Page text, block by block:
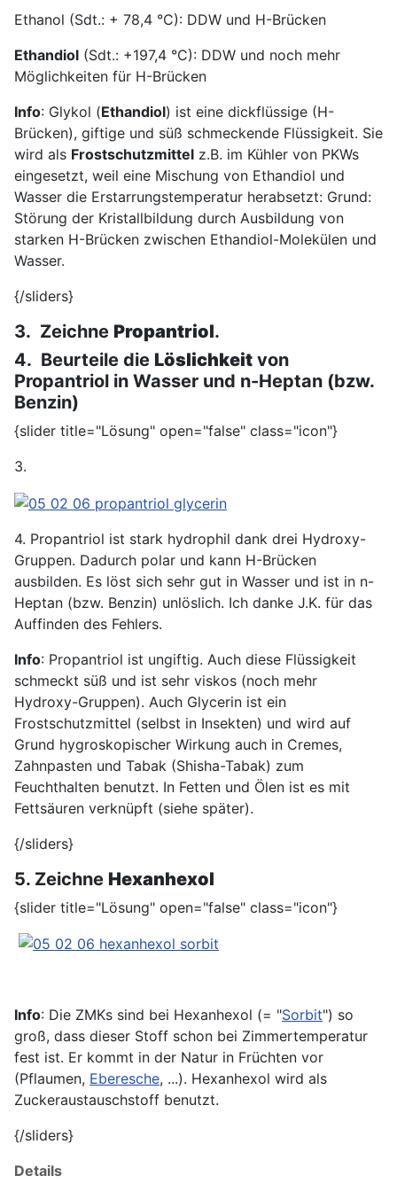
Ethanol (Sdt.: + 78,4 °C): DDW und H-Brücken
Ethandiol (Sdt.: +197,4 °C): DDW und noch mehr
Möglichkeiten für H-Brücken
Info: Glykol (Ethandiol) ist eine dickflüssige (H-
Brücken), giftige und süß schmeckende Flüssigkeit. Sie
wird als Frostschutzmittel z.B. im Kühler von PKWs
eingesetzt, weil eine Mischung von Ethandiol und
Wasser die Erstarrungstemperatur herabsetzt: Grund:
Störung der Kristallbildung durch Ausbildung von
starken H-Brücken zwischen Ethandiol-Molekülen und
Wasser.
{/sliders}
3. Zeichne Propantriol.
4. Beurteile die Löslichkeit von
Propantriol in Wasser und n-Heptan (bzw.
Benzin)
{slider title="Lösung" open="false" class="icon"}
3.
4. Propantriol ist stark hydrophil dank drei Hydroxy-
Gruppen. Dadurch polar und kann H-Brücken
ausbilden. Es löst sich sehr gut in Wasser und ist in n-
Heptan (bzw. Benzin) unlöslich. Ich danke J.K. für das
Auffinden des Fehlers.
Info: Propantriol ist ungiftig. Auch diese Flüssigkeit
schmeckt süß und ist sehr viskos (noch mehr
Hydroxy-Gruppen). Auch Glycerin ist ein
Frostschutzmittel (selbst in Insekten) und wird auf
Grund hygroskopischer Wirkung auch in Cremes,
Zahnpasten und Tabak (Shisha-Tabak) zum
Feuchthalten benutzt. In Fetten und Ölen ist es mit
Fettsäuren verknüpft (siehe später).
{/sliders}
5. Zeichne Hexanhexol
{slider title="Lösung" open="false" class="icon"}
Info: Die ZMKs sind bei Hexanhexol (= "Sorbit") so
groß, dass dieser Stoff schon bei Zimmertemperatur
fest ist. Er kommt in der Natur in Früchten vor
(Pflaumen, Eberesche, ...). Hexanhexol wird als
Zuckeraustauschstoff benutzt.
{/sliders}
Details